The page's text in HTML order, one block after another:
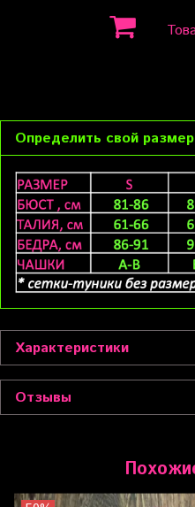
Определить свой размер
Характеристики
Отзывы